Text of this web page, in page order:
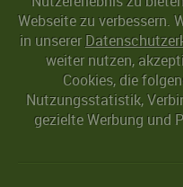
Webseite zu verbessern.
in unserer
weiter nutzen,
Cookies, die
Nutzungsstatistik,
gezielte Werbung und